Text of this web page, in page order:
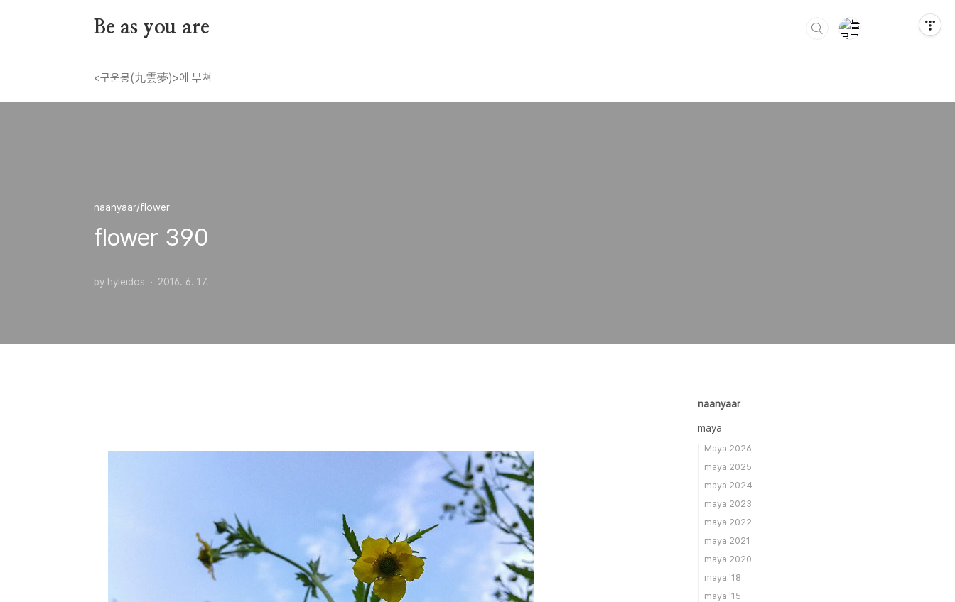
Be as you are
<구운몽(九雲夢)>에 부쳐
naanyaar/flower
flower 390
by hyleidos 2016. 6. 17.
naanyaar
maya
Maya 2026
maya 2025
maya 2024
maya 2023
maya 2022
maya 2021
maya 2020
maya '18
maya '15